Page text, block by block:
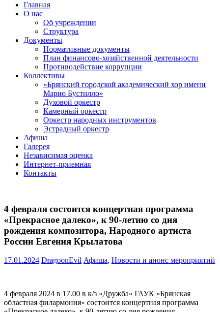
Главная
О нас
Об учреждении
Структура
Документы
Нормативные документы
План финансово-хозяйственной деятельности
Противодействие коррупции
Коллективы
«Брянский городской академический хор имени
Марио Бустилло»
Духовой оркестр
Камерный оркестр
Оркестр народных инструментов
Эстрадный оркестр
Афиша
Галерея
Независимая оценка
Интернет-приемная
Контакты
4 февраля состоится концертная программа
«Прекрасное далеко», к 90-летию со дня
рождения композитора, Народного артиста
России Евгения Крылатова
17.01.2024 DragoonEvil Афиша, Новости и анонс мероприятий
4 февраля 2024 в 17.00 в к/з «Дружба» ГАУК «Брянская
областная филармония» состоится концертная программа